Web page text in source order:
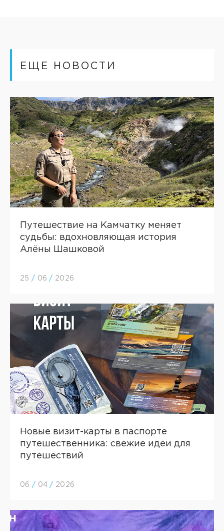
ЕЩЕ НОВОСТИ
Путешествие на Камчатку меняет
судьбы: вдохновляющая история
Алёны Шашковой
25 / 06 / 2026
Новые визит-карты в паспорте
путешественника: свежие идеи для
путешествий
06 / 04 / 2026